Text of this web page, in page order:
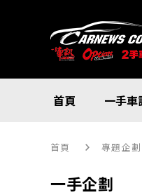
首頁 一手車
首頁 專題企劃
一手企劃